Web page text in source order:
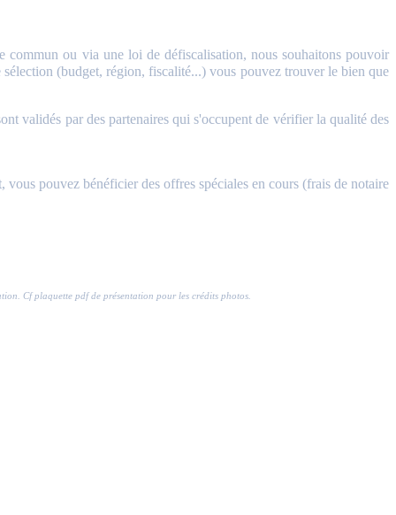
commun ou via une loi de défiscalisation, nous souhaitons pouvoir
(budget, région, fiscalité...) vous pouvez trouver le bien que
validés par des partenaires qui s'occupent de vérifier la qualité des
pouvez bénéficier des offres spéciales en cours (frais de notaire
Cf plaquette pdf de présentation pour les crédits photos.